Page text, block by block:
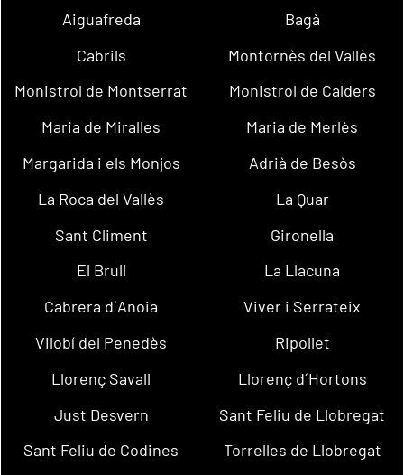
Aiguafreda
Bagà
Cabrils
Montornès del Vallès
Monistrol de Montserrat
Monistrol de Calders
Maria de Miralles
Maria de Merlès
Margarida i els Monjos
Adrià de Besòs
La Roca del Vallès
La Quar
Sant Climent
Gironella
El Brull
La Llacuna
Cabrera d´Anoia
Viver i Serrateix
Vilobí del Penedès
Ripollet
Llorenç Savall
Llorenç d´Hortons
Just Desvern
Sant Feliu de Llobregat
Sant Feliu de Codines
Torrelles de Llobregat